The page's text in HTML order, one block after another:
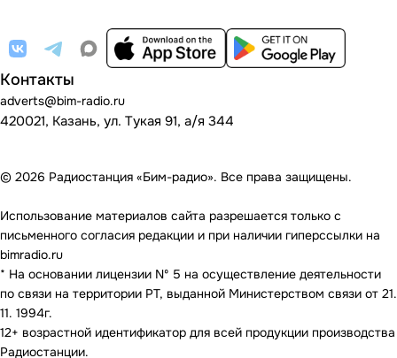
Контакты
adverts@bim-radio.ru
420021, Казань, ул. Тукая 91, а/я 344
© 2026 Радиостанция «Бим-радио». Все права защищены.
Использование материалов сайта разрешается только с
письменного согласия редакции и при наличии гиперссылки на
bimradio.ru
* На основании лицензии Nº 5 на осуществление деятельности
по связи на территории РТ, выданной Министерством связи от 21.
11. 1994г.
12+ возрастной идентификатор для всей продукции производства
Радиостанции.